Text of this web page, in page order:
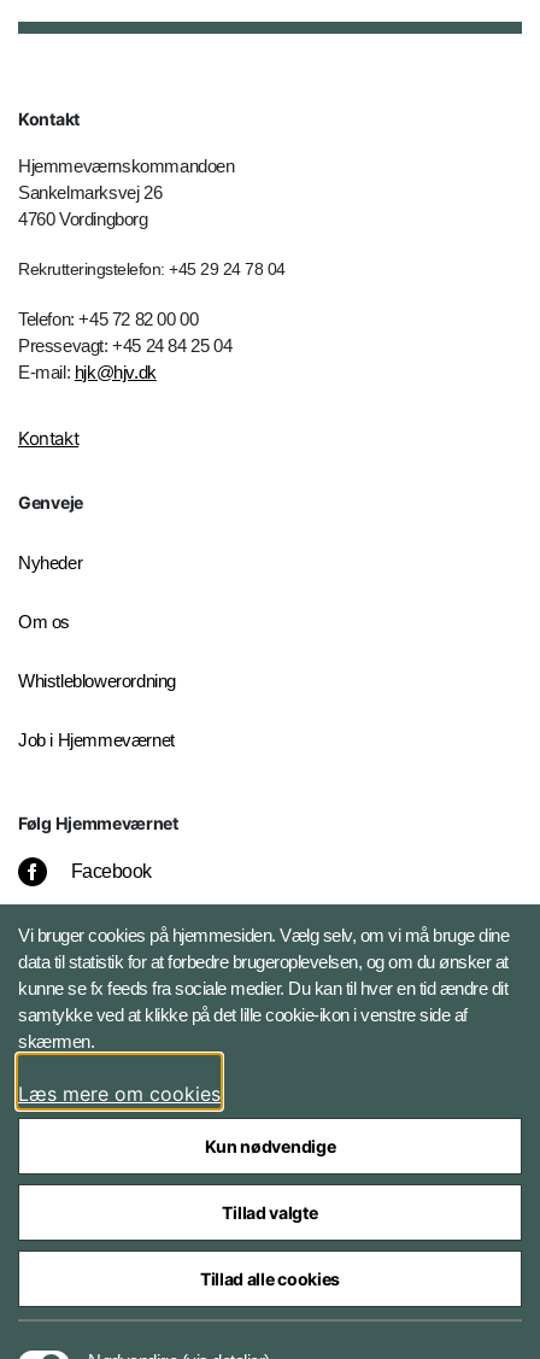
Kontakt
Hjemmeværnskommandoen
Sankelmarksvej 26
4760 Vordingborg
Rekrutteringstelefon: +45 29 24 78 04
Telefon: +45 72 82 00 00
Pressevagt: +45 24 84 25 04
E-mail: hjk@hjv.dk
Kontakt
Genveje
Nyheder
Om os
Whistleblowerordning
Job i Hjemmeværnet
Følg Hjemmeværnet
Facebook
Instagram
LinkedIn
X
Styrelser og myndigheder under Forsvarsministeriet
Vi bruger cookies på hjemmesiden. Vælg selv, om vi må bruge dine
data til statistik for at forbedre brugeroplevelsen, og om du ønsker at
kunne se fx feeds fra sociale medier. Du kan til hver en tid ændre dit
samtykke ved at klikke på det lille cookie-ikon i venstre side af
skærmen.
Læs mere om cookies
Kun nødvendige
Tillad valgte
Tillad alle cookies